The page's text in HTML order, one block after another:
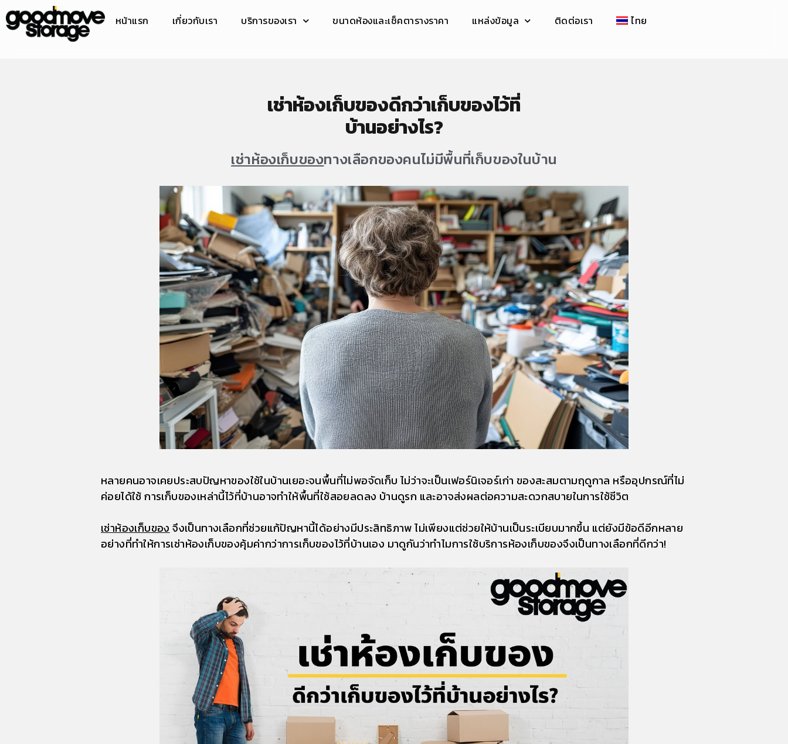
หน้าแรก เกี่ยวกับเรา บริการของเรา ขนาดห้องและเช็คตารางราคา แหล่งข้อมูล ติดต่อเรา ไทย
เช่าห้องเก็บของดีกว่าเก็บของไว้ที่
บ้านอย่างไร?
เช่าห้องเก็บของทางเลือกของคนไม่มีพื้นที่เก็บของในบ้าน
หลายคนอาจเคยประสบปัญหาของใช้ในบ้านเยอะจนพื้นที่ไม่พอจัดเก็บ ไม่ว่าจะเป็นเฟอร์นิเจอร์เก่า ของสะสมตามฤดูกาล หรืออุปกรณ์ที่ไม่
ค่อยได้ใช้ การเก็บของเหล่านี้ไว้ที่บ้านอาจทำให้พื้นที่ใช้สอยลดลง บ้านดูรก และอาจส่งผลต่อความสะดวกสบายในการใช้ชีวิต
เช่าห้องเก็บของ จึงเป็นทางเลือกที่ช่วยแก้ปัญหานี้ได้อย่างมีประสิทธิภาพ ไม่เพียงแต่ช่วยให้บ้านเป็นระเบียบมากขึ้น แต่ยังมีข้อดีอีกหลาย
อย่างที่ทำให้การเช่าห้องเก็บของคุ้มค่ากว่าการเก็บของไว้ที่บ้านเอง มาดูกันว่าทำไมการใช้บริการห้องเก็บของจึงเป็นทางเลือกที่ดีกว่า!